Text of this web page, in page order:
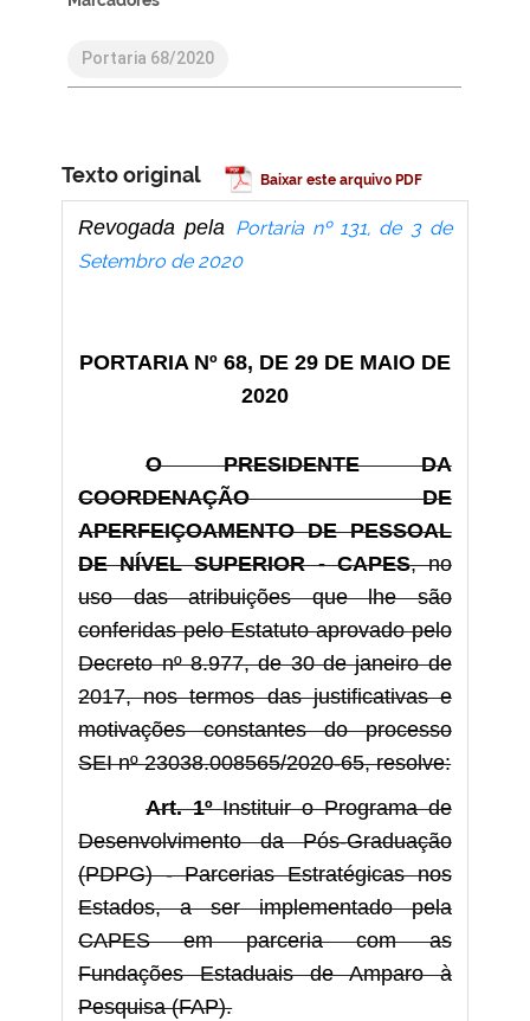
Portaria 68/2020
Texto original Baixar este arquivo PDF
Revogada pela Portaria nº 131, de 3 de
Setembro de 2020
PORTARIA Nº 68, DE 29 DE MAIO DE
2020
O PRESIDENTE DA
COORDENAÇÃO DE
APERFEIÇOAMENTO DE PESSOAL
DE NÍVEL SUPERIOR - CAPES, no
uso das atribuições que lhe são
conferidas pelo Estatuto aprovado pelo
Decreto nº 8.977, de 30 de janeiro de
2017, nos termos das justificativas e
motivações constantes do processo
SEI nº 23038.008565/2020-65, resolve:
Art. 1ºInstituir o Programa de
Desenvolvimento da Pós-Graduação
(PDPG) - Parcerias Estratégicas nos
Estados, a ser implementado pela
CAPES em parceria com as
Fundações Estaduais de Amparo à
Pesquisa (FAP).